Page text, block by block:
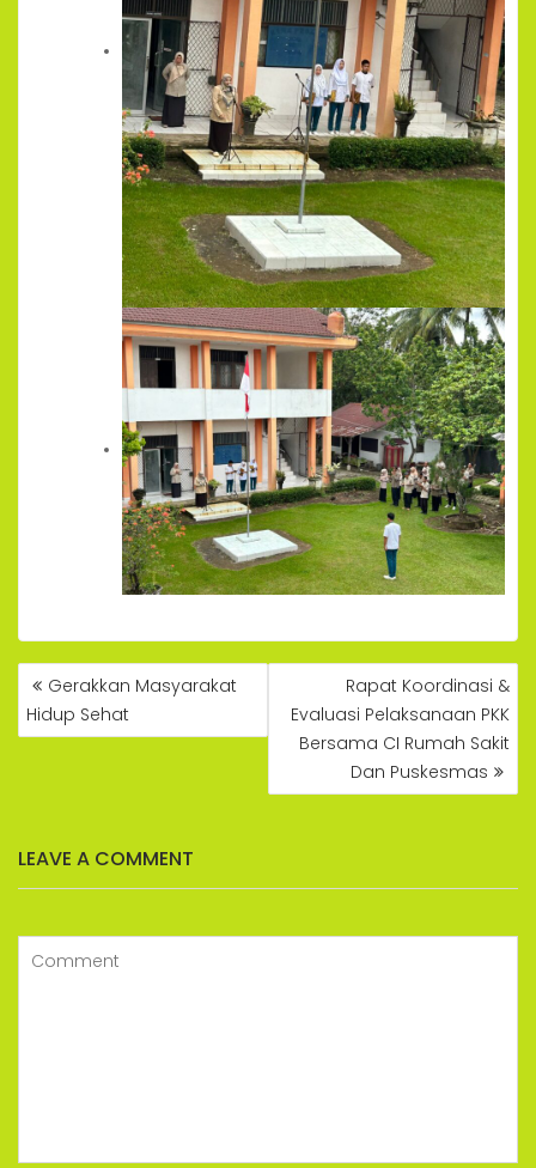
POST
NAVIGATION
Gerakkan Masyarakat
Hidup Sehat
Rapat Koordinasi &
Evaluasi Pelaksanaan PKK
Bersama CI Rumah Sakit
Dan Puskesmas
LEAVE A COMMENT